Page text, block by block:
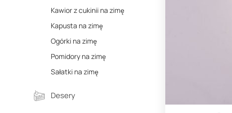
Kawior z cukinii na zimę
Kapusta na zimę
Ogórki na zimę
Pomidory na zimę
Sałatki na zimę
Desery